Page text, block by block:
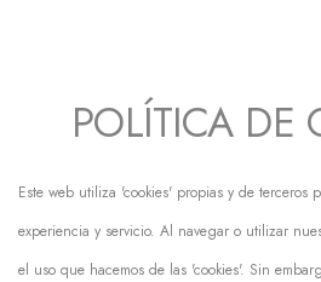
POLÍTICA DE
Este web utiliza 'cookies' propias y de terceros
experiencia y servicio. Al navegar o utilizar
el uso que hacemos de las 'cookies'. Sin